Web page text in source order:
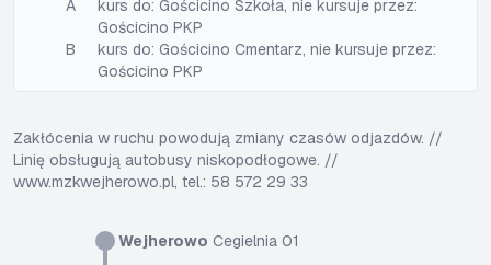
Wejherowo Cegielnia 01
A
kurs do: Gościcino Szkoła, nie kursuje przez:
Gościcino PKP
B
kurs do: Gościcino Cmentarz, nie kursuje przez:
Gościcino PKP
Zakłócenia w ruchu powodują zmiany czasów odjazdów. //
Linię obsługują autobusy niskopodłogowe. //
www.mzkwejherowo.pl, tel.: 58 572 29 33